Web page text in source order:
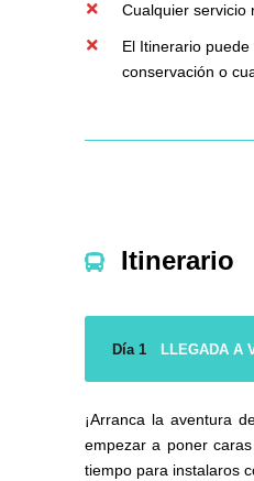
Cualquier servicio
El Itinerario
conservación o
Itinerario
Día 1 LLEGADA A
¡Arranca la aventura
empezar a poner
tiempo para instalaros